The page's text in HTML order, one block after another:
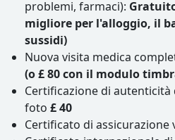
problemi, farmaci):
migliore per l'alloggio, il
sussidi)
Nuova visita medica
(o £ 80 con il modulo
Certificazione di
foto £ 40
Certificato di assicurazione